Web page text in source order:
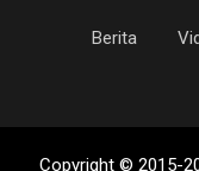
Berita
Copyright © 2015-